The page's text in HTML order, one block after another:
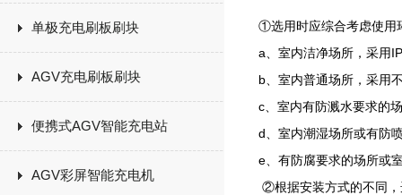
单极充电刷板刷块
AGV充电刷板刷块
便携式AGV智能充电站
AGV彩屏智能充电机
①选用时应综合考虑使用
a、室内洁净场所，采用
b、室内普通场所，采用
c、室内有防溅水要求的
d、室内潮湿场所或有防
e、有防腐要求的场所或
②根据安装方式的不同，